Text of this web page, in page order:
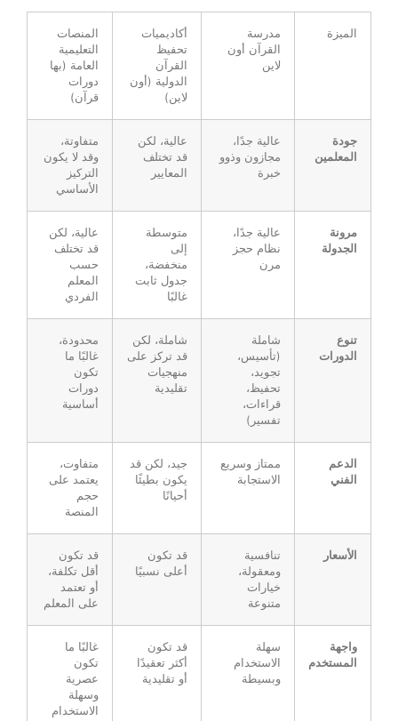
الميزة
مدرسة
القرآن أون
لاين
أكاديميات
تحفيظ
القرآن
الدولية (أون
لاين)
المنصات
التعليمية
العامة (بها
دورات
قرآن)
جودة
المعلمين
عالية جدًا،
مجازون وذوو
خبرة
عالية، لكن
قد تختلف
المعايير
متفاوتة،
وقد لا يكون
التركيز
الأساسي
مرونة
الجدولة
عالية جدًا،
نظام حجز
مرن
متوسطة
إلى
منخفضة،
جدول ثابت
غالبًا
عالية، لكن
قد تختلف
حسب
المعلم
الفردي
تنوع
الدورات
شاملة
(تأسيس،
تجويد،
تحفيظ،
قراءات،
تفسير)
شاملة، لكن
قد تركز على
منهجيات
تقليدية
محدودة،
غالبًا ما
تكون
دورات
أساسية
الدعم
الفني
ممتاز وسريع
الاستجابة
جيد، لكن قد
يكون بطيئًا
أحيانًا
متفاوت،
يعتمد على
حجم
المنصة
الأسعار
تنافسية
ومعقولة،
خيارات
متنوعة
قد تكون
أعلى نسبيًا
قد تكون
أقل تكلفة،
أو تعتمد
على المعلم
واجهة
المستخدم
سهلة
الاستخدام
وبسيطة
قد تكون
أكثر تعقيدًا
أو تقليدية
غالبًا ما
تكون
عصرية
وسهلة
الاستخدام